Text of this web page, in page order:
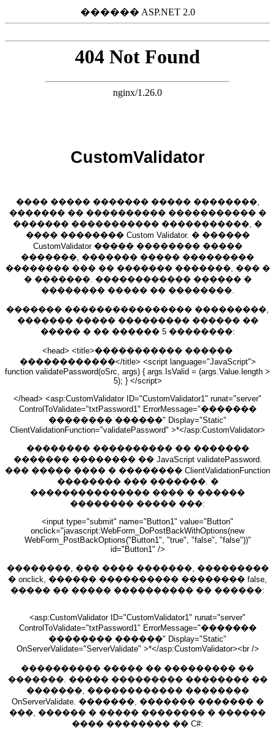
������ ASP.NET 2.0
CustomValidator
���� ����� ������� ����� ��������,
������� �� ���������� ����������� �
������� ����������� �����������, �
���� �������� Custom Validator. � ������
CustomValidator ����� �������� �����
�������, ������� ����� ���������
�������� ��� �� ������� �������, ��� �
� �������. ������������ ������ �
�������� ����� �� ��������.
������� ���������������� ���������,
������� ����� ��������� ������ ��
����� � �� ������ 5 ��������:
<head> <title>����������� ������
������������</title> <script language="JavaScript">
function validatePassword(oSrc, args) { args.IsValid = (args.Value.length >
5); } </script>
</head> <asp:CustomValidator ID="CustomValidator1" runat="server"
ControlToValidate="txtPassword1" ErrorMessage="�������
�������� ������" Display="Static"
ClientValidationFunction="validatePassword" >*</asp:CustomValidator>
�������� ���������� �� �������
������� �������� �� JavaScript validatePassword.
��� ����� ���� � �������� ClientValidationFunction
�������� ��� �������. �
��������������� ���� � ������
�������� ����� ���:
<input type="submit" name="Button1" value="Button"
onclick="javascript:WebForm_DoPostBackWithOptions(new
WebForm_PostBackOptions("Button1", "true", "false", "false"))"
id="Button1" />
��������, ��� ���� �������, ���������
� onclick, ������ ���������� �������� false,
����� �� ����� ���������� �� ������:
<asp:CustomValidator ID="CustomValidator1" runat="server"
ControlToValidate="txtPassword1" ErrorMessage="�������
�������� ������" Display="Static"
OnServerValidate="ServerValidate" >*</asp:CustomValidator><br />
���������� ����� �� ��������� ��
�������. ����� ��������� �������� ��
�������, ������������ ��������
OnServerValidate. �������, ������� ������� �
���, ������ � ����� �������� � ������
���� �������� �� C#: